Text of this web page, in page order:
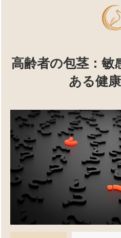
高齢者の包茎：敏
ある健